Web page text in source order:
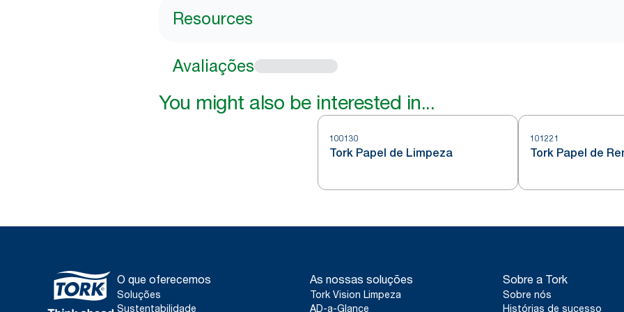
Resources
Avaliações
You might also be interested in...
100130
Tork Papel de Limpeza
101221
Tork Papel de
O que oferecemos
Soluções
Sustentabilidade
As nossas soluções
Tork Vision Limpeza
AD-a-Glance
Sobre a Tork
Sobre nós
Histórias de sucesso